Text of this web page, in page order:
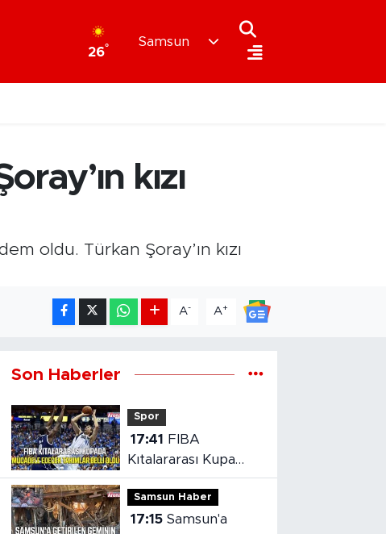
26°
Samsun
kızı
oldu. Türkan Şoray’ın kızı
A- A+
Son Haberler
Spor
17:41
Kıtalararası Kupa
2026’da mücadele
edecek takımlar
belli oldu
Samsun Haber
17:15 Samsun'a